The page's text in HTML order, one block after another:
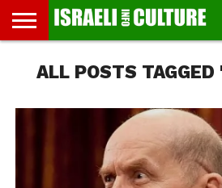
МУЗЕИ
СТРАНА
ФЕСТИВАЛЕЙ
ТЕАТР
КНИГИ.
ТЕКСТЫ
МУЗЫКА
РЕЛИГИЯ/
ИСТОРИЯ
ДВИЖЕНИЕ
ДЕТИ
ВЫХОДНОГО
МАРШРУТЫ
ПРОГУЛЬЩИКА
ВИДЕО-
РЕЧИ
ВПЕЧАТЛЕНИЯ
ВСТРЕЧИ
И
ИНТЕРВЬЮ
КИНО
TEL
AVIV
ALL POSTS